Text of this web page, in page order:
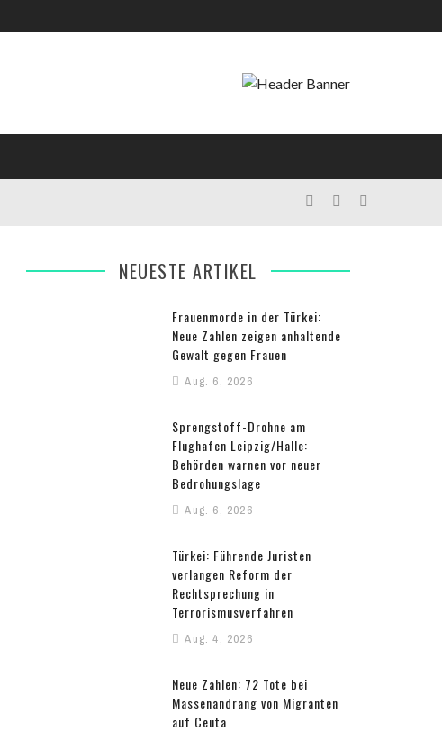
NEUESTE ARTIKEL
Frauenmorde in der Türkei:
Neue Zahlen zeigen anhaltende
Gewalt gegen Frauen
Aug. 6, 2026
Sprengstoff-Drohne am
Flughafen Leipzig/Halle:
Behörden warnen vor neuer
Bedrohungslage
Aug. 6, 2026
Türkei: Führende Juristen
verlangen Reform der
Rechtsprechung in
Terrorismusverfahren
Aug. 4, 2026
Neue Zahlen: 72 Tote bei
Massenandrang von Migranten
auf Ceuta